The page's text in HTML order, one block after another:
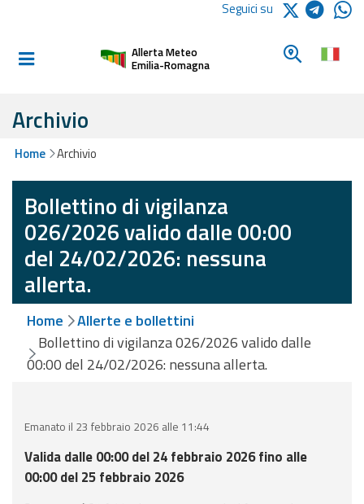
Informati e
Allerte E
Allerte e
Bollettini
Meteo
Allerte e
Bollettini
Valanghe
Monitoraggio
eventi
Previsioni meteo e
marine
Seguici su
Allerta Meteo
Emilia-Romagna
Cerca un
Archivio
Home Archivio
Bollettino di vigilanza
026/2026 valido dalle 00:00
del 24/02/2026: nessuna
allerta.
Home
Allerte e bollettini
Bollettino di vigilanza 026/2026 valido dalle
00:00 del 24/02/2026: nessuna allerta.
Emanato il 23 febbraio 2026 alle 11:44
Valida dalle 00:00 del 24 febbraio 2026 fino alle
00:00 del 25 febbraio 2026